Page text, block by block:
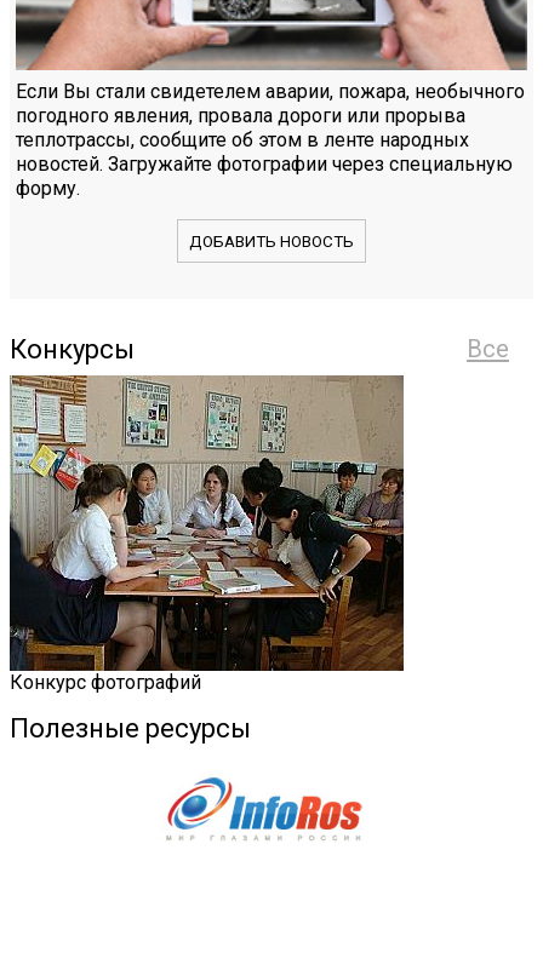
Если Вы стали свидетелем аварии, пожара, необычного
погодного явления, провала дороги или прорыва
теплотрассы, сообщите об этом в ленте народных
новостей. Загружайте фотографии через специальную
форму.
ДОБАВИТЬ НОВОСТЬ
Все
Конкурсы
Конкурс фотографий
Полезные ресурсы